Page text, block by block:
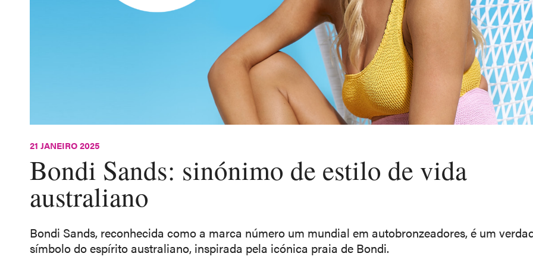
21 JANEIRO 2025
Bondi Sands: sinónimo de estilo de vida
australiano
Bondi Sands, reconhecida como a marca número um mundial em autobronzeadores, é um
símbolo do espírito australiano, inspirada pela icónica praia de Bondi.